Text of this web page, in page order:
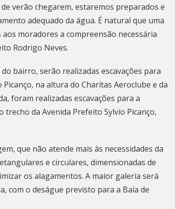
verão chegarem, estaremos preparados e
adequado da água. É natural que uma
moradores a compreensão necessária
Rodrigo Neves.
bairro, serão realizadas escavações para
na altura do Charitas Aeroclube e da
foram realizadas escavações para a
da Avenida Prefeito Sylvio Picanço,
que não atende mais às necessidades da
e circulares, dimensionadas de
os alagamentos. A maior galeria será
com o deságue previsto para a Baía de